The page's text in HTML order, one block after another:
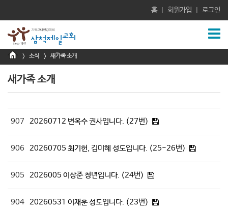
홈 회원가입 로그인
> 소식 > 새가족 소개
새가족 소개
907 20260712 변옥수 권사입니다. (27번)
906 20260705 최기헌, 김미혜 성도입니다. (25-26번)
905 2026005 이상준 청년입니다. (24번)
904 20260531 이재훈 성도입니다. (23번)